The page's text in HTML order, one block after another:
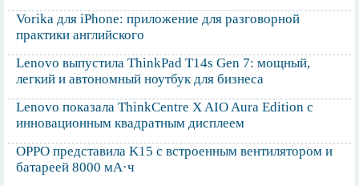
Vorika для iPhone: приложение для разговорной
практики английского
Lenovo выпустила ThinkPad T14s Gen 7: мощный,
легкий и автономный ноутбук для бизнеса
Lenovo показала ThinkCentre X AIO Aura Edition с
инновационным квадратным дисплеем
OPPO представила K15 с встроенным вентилятором и
батареей 8000 мА·ч